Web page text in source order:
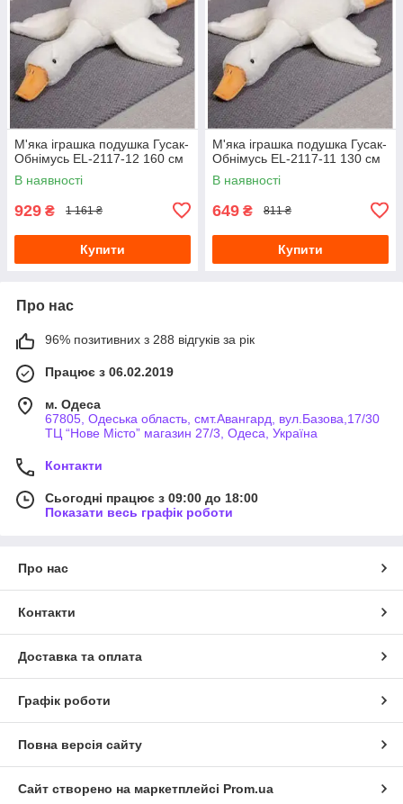
М'яка іграшка подушка Гусак-
Обнімусь EL-2117-12 160 см
В наявності
929 ₴ 1 161 ₴
Купити
М'яка іграшка подушка Гусак-
Обнімусь EL-2117-11 130 см
В наявності
649 ₴ 811 ₴
Купити
Про нас
96% позитивних з 288 відгуків за рік
Працює з 06.02.2019
м. Одеса
67805, Одеська область, смт.Авангард, вул.Базова,17/30
ТЦ “Нове Місто” магазин 27/3, Одеса, Україна
Контакти
Сьогодні працює з 09:00 до 18:00
Показати весь графік роботи
Про нас
Контакти
Доставка та оплата
Графік роботи
Повна версія сайту
Сайт створено на маркетплейсі Prom.ua